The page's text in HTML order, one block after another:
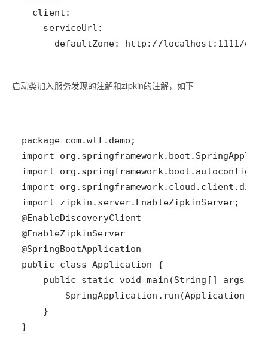
defaultZone: http://localhost:1111/
启动类加入服务发现的注解和zipkin的注解，如下
@EnableZipkinServer
}